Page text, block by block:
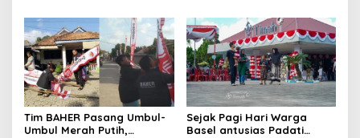
Pemutihan Pajak
Kendaraan Bermotor
Tim BAHER Pasang Umbul-
Umbul Merah Putih,
Sejak Pagi Hari Warga
Basel antusias Padati